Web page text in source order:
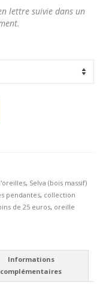
lettre suivie dans un
, Selva (bois massif)
pendantes, collection
de 25 euros, oreille
Informations
complémentaires